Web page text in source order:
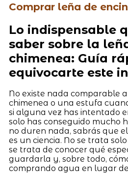
Comprar leña de
Lo indispensable
saber sobre la
chimenea: Guía
equivocarte este
No existe nada comparable
chimenea o una estufa
si alguna vez has intentado
solo has conseguido mucho
no duren nada, sabrás que
es un ciencia. No se trata
se trata de conocer qué
guardarla y, sobre todo,
comprando agua en lugar